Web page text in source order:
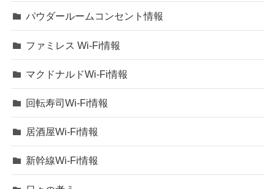
パウダールームコンセント情報
ファミレス Wi-Fi情報
マクドナルドWi-Fi情報
回転寿司Wi-Fi情報
居酒屋Wi-Fi情報
新幹線Wi-Fi情報